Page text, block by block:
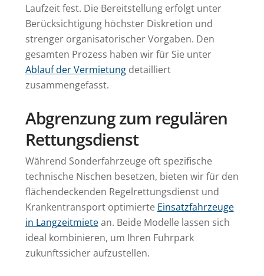
Laufzeit fest. Die Bereitstellung erfolgt unter
Berücksichtigung höchster Diskretion und
strenger organisatorischer Vorgaben. Den
gesamten Prozess haben wir für Sie unter
Ablauf der Vermietungdetailliert
zusammengefasst.
Abgrenzung zum regulären
Rettungsdienst
Während Sonderfahrzeuge oft spezifische
technische Nischen besetzen, bieten wir für den
flächendeckenden Regelrettungsdienst und
Krankentransport optimierte Einsatzfahrzeuge
in Langzeitmietean. Beide Modelle lassen sich
ideal kombinieren, um Ihren Fuhrpark
zukunftssicher aufzustellen.